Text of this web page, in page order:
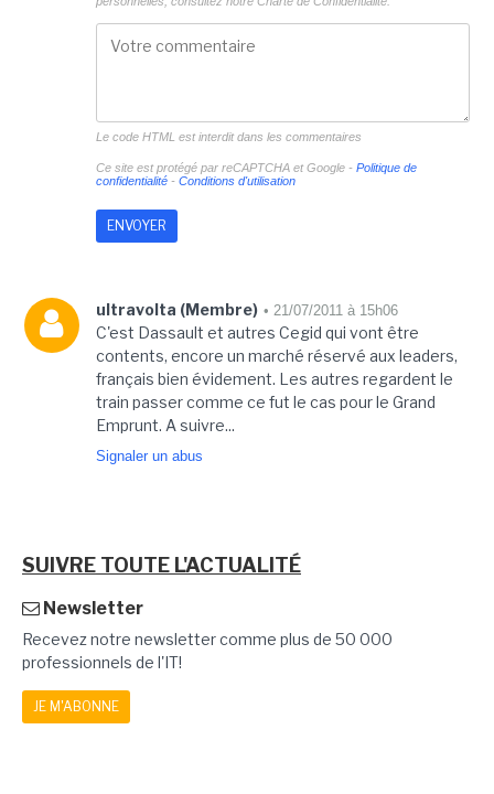
Le code HTML est interdit dans les commentaires
Ce site est protégé par reCAPTCHA et Google - Politique de
confidentialité- Conditions d'utilisation
ultravolta (Membre) • 21/07/2011 à 15h06
C'est Dassault et autres Cegid qui vont être
contents, encore un marché réservé aux leaders,
français bien évidement. Les autres regardent le
train passer comme ce fut le cas pour le Grand
Emprunt. A suivre...
Signaler un abus
SUIVRE TOUTE L'ACTUALITÉ
Newsletter
Recevez notre newsletter comme plus de 50 000
professionnels de l'IT!
JE M'ABONNE